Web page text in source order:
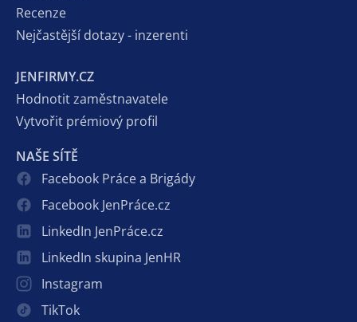
Recenze
Nejčastější dotazy - inzerenti
JENFIRMY.CZ
Hodnotit zaměstnavatele
Vytvořit prémiový profil
NAŠE SÍTĚ
Facebook Práce a Brigády
Facebook JenPráce.cz
LinkedIn JenPráce.cz
LinkedIn skupina JenHR
Instagram
TikTok